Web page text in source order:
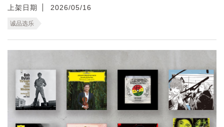
上架日期 2026/05/16
诚品选乐